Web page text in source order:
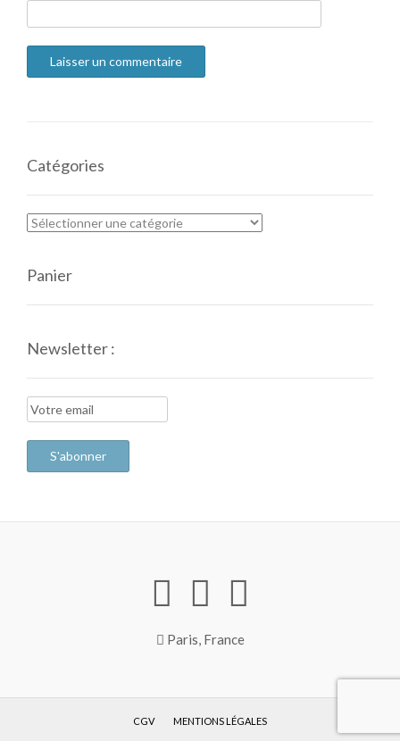
Catégories
Panier
Newsletter :
Paris, France
CGV MENTIONS LÉGALES